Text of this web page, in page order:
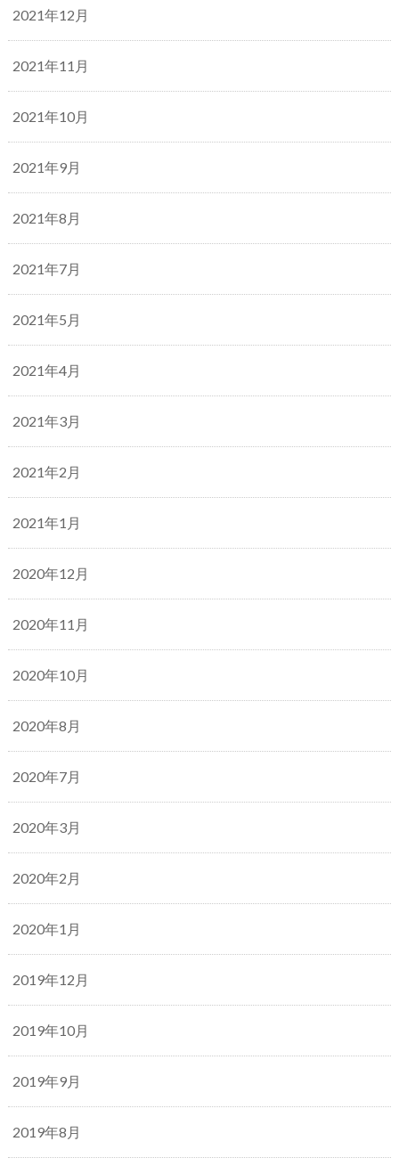
2021年12月
2021年11月
2021年10月
2021年9月
2021年8月
2021年7月
2021年5月
2021年4月
2021年3月
2021年2月
2021年1月
2020年12月
2020年11月
2020年10月
2020年8月
2020年7月
2020年3月
2020年2月
2020年1月
2019年12月
2019年10月
2019年9月
2019年8月